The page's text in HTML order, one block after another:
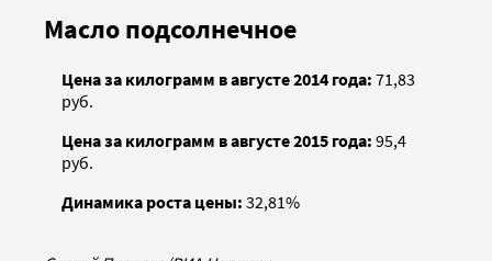
Масло подсолнечное
Цена за килограмм в августе 2014 года: 71,83
руб.
Цена за килограмм в августе 2015 года: 95,4
руб.
Динамика роста цены: 32,81%